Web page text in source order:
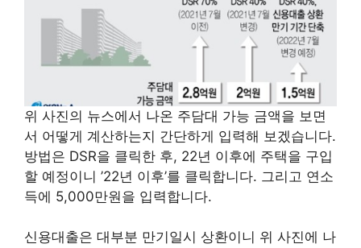
위 사진의 뉴스에서 나온 주담대 가능 금액을 보면
서 어떻게 계산하는지 간단하게 입력해 보겠습니다.
방법은 DSR을 클릭한 후, 22년 이후에 주택을 구입
할 예정이니 ’22년 이후’를 클릭합니다. 그리고 연소
득에 5,000만원을 입력합니다.
신용대출은 대부분 만기일시 상환이니 위 사진에 나